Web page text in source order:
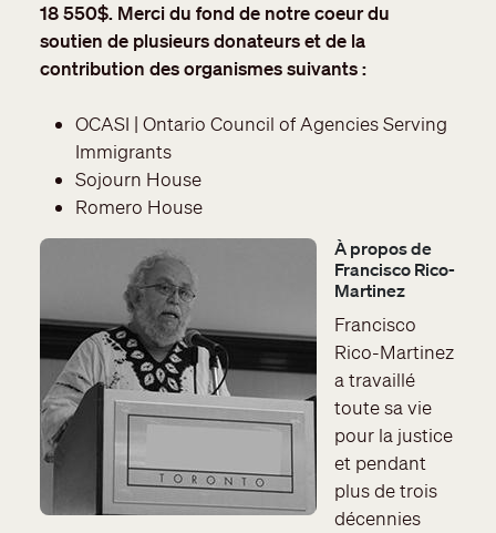
18 550$. Merci du fond de notre coeur du
soutien de plusieurs donateurs et de la
contribution des organismes suivants :
OCASI | Ontario Council of Agencies Serving
Immigrants
Sojourn House
Romero House
Image
À propos de
Francisco Rico-
Martinez
Francisco
Rico-Martinez
a travaillé
toute sa vie
pour la justice
et pendant
plus de trois
décennies